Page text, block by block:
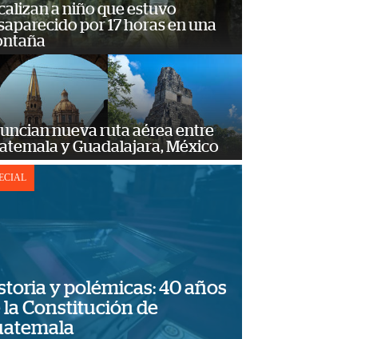
a niño que estuvo
por 17 horas en una
nueva ruta aérea entre
y Guadalajara, México
y polémicas: 40 años
la Constitución de